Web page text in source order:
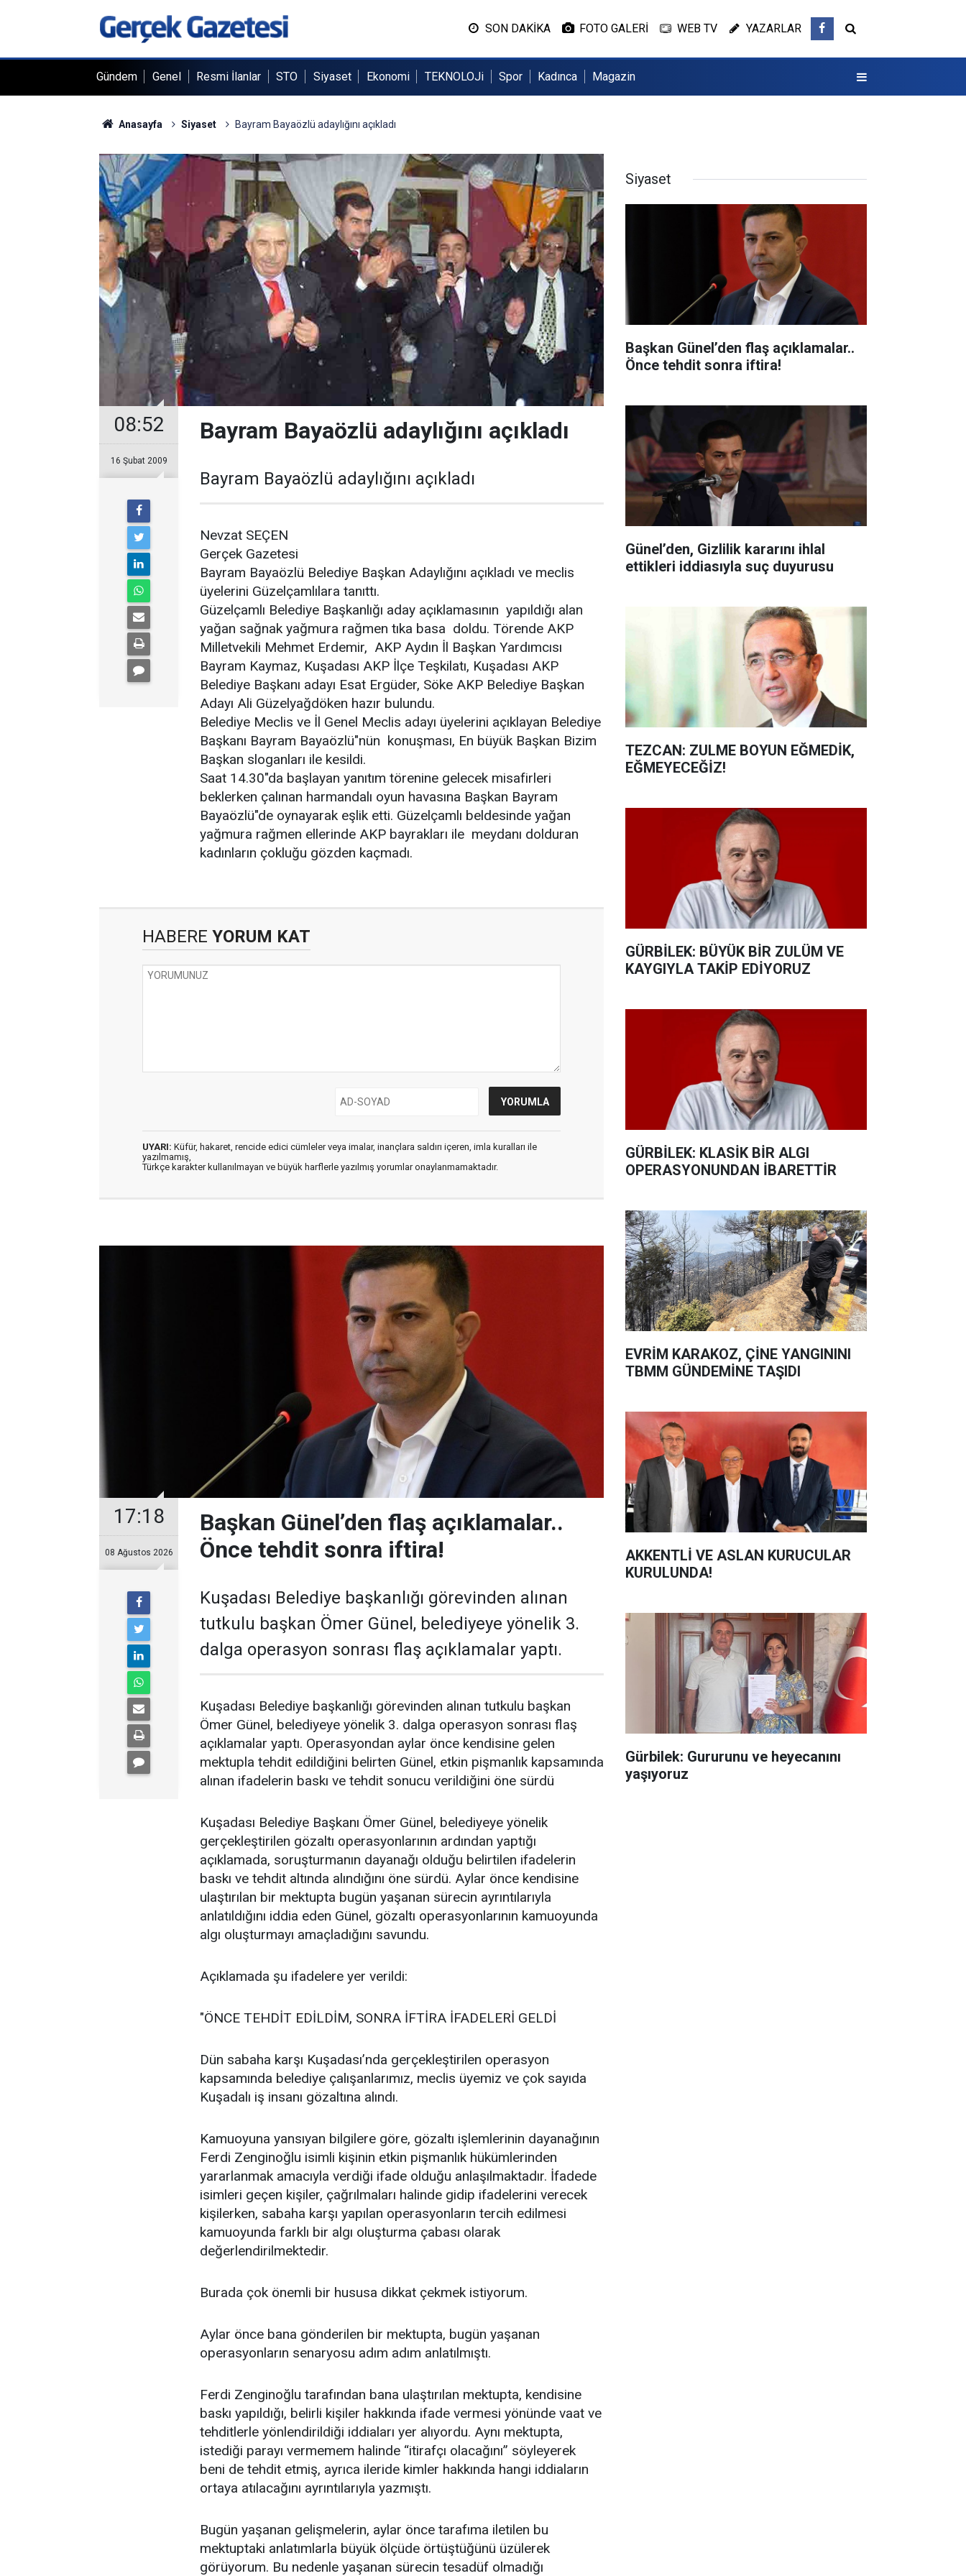
SON DAKİKA FOTO GALERİ WEB TV YAZARLAR
Gündem Genel Resmi İlanlar STO Siyaset Ekonomi TEKNOLOJi Spor Kadınca Magazin
Anasayfa Siyaset Bayram Bayaözlü adaylığını açıkladı
08:52
16 Şubat 2009
Bayram Bayaözlü adaylığını açıkladı
Bayram Bayaözlü adaylığını açıkladı
Nevzat SEÇEN
Gerçek Gazetesi
Bayram Bayaözlü Belediye Başkan Adaylığını açıkladı ve meclis
üyelerini Güzelçamlılara tanıttı.
Güzelçamlı Belediye Başkanlığı aday açıklamasının yapıldığı alan
yağan sağnak yağmura rağmen tıka basa doldu. Törende AKP
Milletvekili Mehmet Erdemir, AKP Aydın İl Başkan Yardımcısı
Bayram Kaymaz, Kuşadası AKP İlçe Teşkilatı, Kuşadası AKP
Belediye Başkanı adayı Esat Ergüder, Söke AKP Belediye Başkan
Adayı Ali Güzelyağdöken hazır bulundu.
Belediye Meclis ve İl Genel Meclis adayı üyelerini açıklayan Belediye
Başkanı Bayram Bayaözlü"nün konuşması, En büyük Başkan Bizim
Başkan sloganları ile kesildi.
Saat 14.30"da başlayan yanıtım törenine gelecek misafirleri
beklerken çalınan harmandalı oyun havasına Başkan Bayram
Bayaözlü"de oynayarak eşlik etti. Güzelçamlı beldesinde yağan
yağmura rağmen ellerinde AKP bayrakları ile meydanı dolduran
kadınların çokluğu gözden kaçmadı.
HABERE YORUM KAT
UYARI: Küfür, hakaret, rencide edici cümleler veya imalar, inançlara saldırı içeren, imla kuralları ile
yazılmamış,
Türkçe karakter kullanılmayan ve büyük harflerle yazılmış yorumlar onaylanmamaktadır.
17:18
08 Ağustos 2026
Başkan Günel’den flaş açıklamalar..
Önce tehdit sonra iftira!
Kuşadası Belediye başkanlığı görevinden alınan
tutkulu başkan Ömer Günel, belediyeye yönelik 3.
dalga operasyon sonrası flaş açıklamalar yaptı.
Kuşadası Belediye başkanlığı görevinden alınan tutkulu başkan
Ömer Günel, belediyeye yönelik 3. dalga operasyon sonrası flaş
açıklamalar yaptı. Operasyondan aylar önce kendisine gelen
mektupla tehdit edildiğini belirten Günel, etkin pişmanlık kapsamında
alınan ifadelerin baskı ve tehdit sonucu verildiğini öne sürdü
Kuşadası Belediye Başkanı Ömer Günel, belediyeye yönelik
gerçekleştirilen gözaltı operasyonlarının ardından yaptığı
açıklamada, soruşturmanın dayanağı olduğu belirtilen ifadelerin
baskı ve tehdit altında alındığını öne sürdü. Aylar önce kendisine
ulaştırılan bir mektupta bugün yaşanan sürecin ayrıntılarıyla
anlatıldığını iddia eden Günel, gözaltı operasyonlarının kamuoyunda
algı oluşturmayı amaçladığını savundu.
Açıklamada şu ifadelere yer verildi:
"ÖNCE TEHDİT EDİLDİM, SONRA İFTİRA İFADELERİ GELDİ
Dün sabaha karşı Kuşadası’nda gerçekleştirilen operasyon
kapsamında belediye çalışanlarımız, meclis üyemiz ve çok sayıda
Kuşadalı iş insanı gözaltına alındı.
Kamuoyuna yansıyan bilgilere göre, gözaltı işlemlerinin dayanağının
Ferdi Zenginoğlu isimli kişinin etkin pişmanlık hükümlerinden
yararlanmak amacıyla verdiği ifade olduğu anlaşılmaktadır. İfadede
isimleri geçen kişiler, çağrılmaları halinde gidip ifadelerini verecek
kişilerken, sabaha karşı yapılan operasyonların tercih edilmesi
kamuoyunda farklı bir algı oluşturma çabası olarak
değerlendirilmektedir.
Burada çok önemli bir hususa dikkat çekmek istiyorum.
Aylar önce bana gönderilen bir mektupta, bugün yaşanan
operasyonların senaryosu adım adım anlatılmıştı.
Ferdi Zenginoğlu tarafından bana ulaştırılan mektupta, kendisine
baskı yapıldığı, belirli kişiler hakkında ifade vermesi yönünde vaat ve
tehditlerle yönlendirildiği iddiaları yer alıyordu. Aynı mektupta,
istediği parayı vermemem halinde “itirafçı olacağını” söyleyerek
beni de tehdit etmiş, ayrıca ileride kimler hakkında hangi iddiaların
ortaya atılacağını ayrıntılarıyla yazmıştı.
Bugün yaşanan gelişmelerin, aylar önce tarafıma iletilen bu
mektuptaki anlatımlarla büyük ölçüde örtüştüğünü üzülerek
görüyorum. Bu nedenle yaşanan sürecin tesadüf olmadığı
Siyaset
Başkan Günel’den flaş açıklamalar..
Önce tehdit sonra iftira!
Günel’den, Gizlilik kararını ihlal
ettikleri iddiasıyla suç duyurusu
TEZCAN: ZULME BOYUN EĞMEDİK,
EĞMEYECEĞİZ!
GÜRBİLEK: BÜYÜK BİR ZULÜM VE
KAYGIYLA TAKİP EDİYORUZ
GÜRBİLEK: KLASİK BİR ALGI
OPERASYONUNDAN İBARETTİR
EVRİM KARAKOZ, ÇİNE YANGININI
TBMM GÜNDEMİNE TAŞIDI
AKKENTLİ VE ASLAN KURUCULAR
KURULUNDA!
Gürbilek: Gururunu ve heyecanını
yaşıyoruz